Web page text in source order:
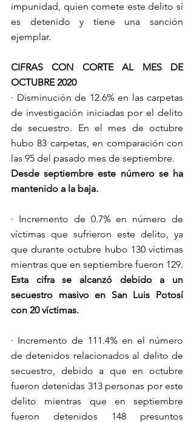
impunidad, quien comete este delito sí
es detenido y tiene una sanción
ejemplar.
CIFRAS CON CORTE AL MES DE
OCTUBRE 2020
· Disminución de 12.6% en las carpetas
de investigación iniciadas por el delito
de secuestro. En el mes de octubre
hubo 83 carpetas, en comparación con
las 95 del pasado mes de septiembre.
Desde septiembre este número se ha
mantenido a la baja.
· Incremento de 0.7% en número de
víctimas que sufrieron este delito, ya
que durante octubre hubo 130 víctimas
mientras que en septiembre fueron 129.
Esta cifra se alcanzó debido a un
secuestro masivo en San Luis Potosí
con 20 víctimas.
· Incremento de 111.4% en el número
de detenidos relacionados al delito de
secuestro, debido a que en octubre
fueron detenidas 313 personas por este
delito mientras que en septiembre
fueron detenidos 148 presuntos